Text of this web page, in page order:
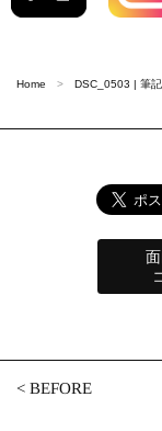
Home DSC_0503 | 筆
<BEFORE